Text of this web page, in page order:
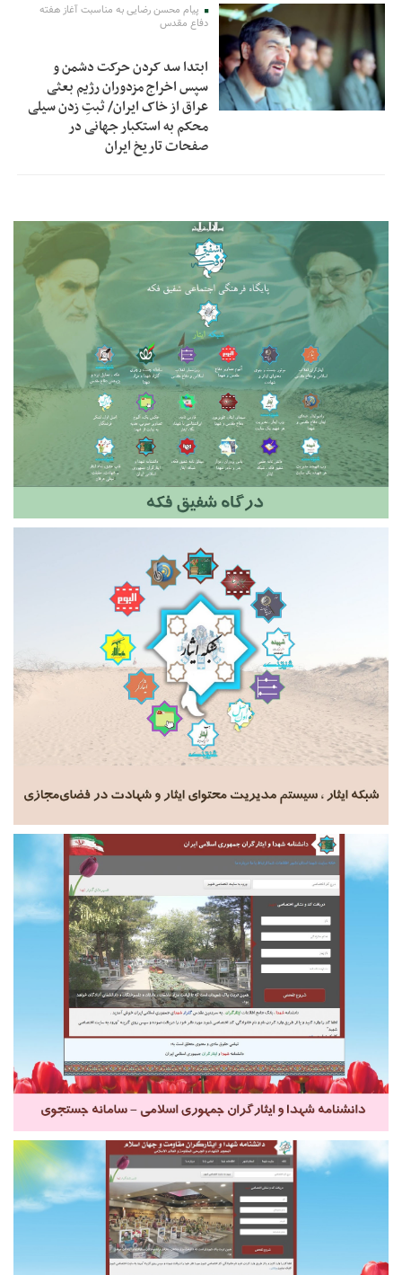
پیام محسن رضایی به مناسبت آغاز هفته
دفاع مقدس
ابتدا سد کردن حرکت دشمن و
سپس اخراج مزدوران رژیم بعثی
عراق از خاک ایران/ ثبتِ زدن سیلی
محکم به استکبار جهانی در
صفحات تاریخ ایران